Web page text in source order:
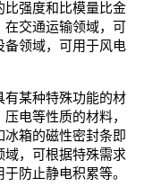
比强度和比模量比金
在交通运输领域，可
备领域，可用于风电
有某种特殊功能的材
电等性质的材料，
箱的磁性密封条即
域，可根据特殊需求
防止静电积累等。